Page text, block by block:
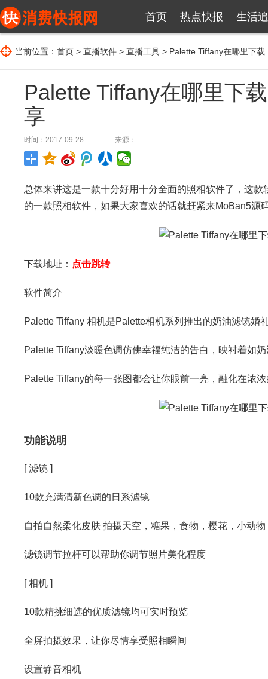
首页 热点快报 生活
当前位置： 首页 > 直播软件 > 直播工具 > Palette Tiffany在哪里下
Palette Tiffany在哪里下
享
时间：2017-09-28 来源：
总体来讲这是一款十分好用十分全面的照相软件了，这
的一款照相软件，如果大家喜欢的话就赶紧来MoBan5源
下载地址： 点击跳转
软件简介
Palette Tiffany 相机是Palette相机系列推出的奶油滤镜婚
Palette Tiffany淡暖色调仿佛幸福纯洁的告白，映衬着如
Palette Tiffany的每一张图都会让你眼前一亮，融化在浓
功能说明
[ 滤镜 ]
10款充满清新色调的日系滤镜
自拍自然柔化皮肤 拍摄天空，糖果，食物，樱花，小动
滤镜调节拉杆可以帮助你调节照片美化程度
[ 相机 ]
10款精挑细选的优质滤镜均可实时预览
全屏拍摄效果，让你尽情享受照相瞬间
设置静音相机